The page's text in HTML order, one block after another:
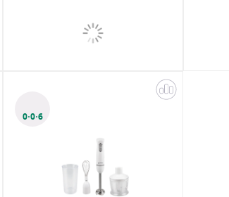
0·0·6